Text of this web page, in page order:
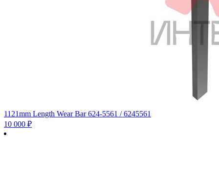
1121mm Length Wear Bar 624-5561 / 6245561
10 000 ₽